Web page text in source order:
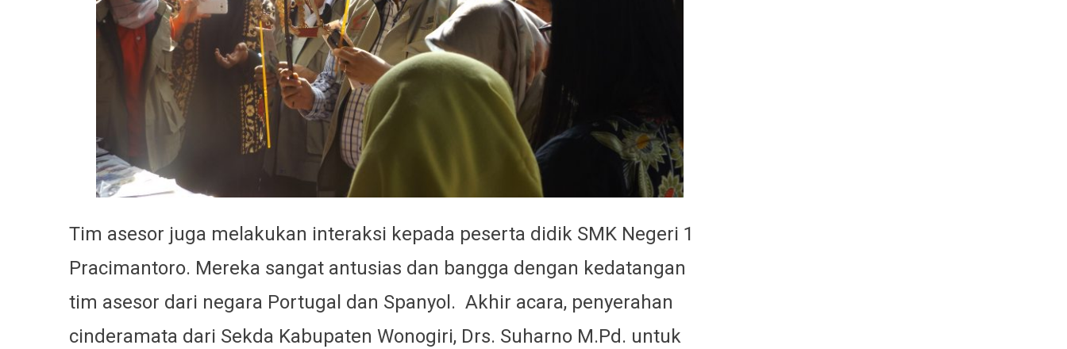
Tim asesor juga melakukan interaksi kepada peserta didik SMK Negeri 1
Pracimantoro. Mereka sangat antusias dan bangga dengan kedatangan
tim asesor dari negara Portugal dan Spanyol. Akhir acara, penyerahan
cinderamata dari Sekda Kabupaten Wonogiri, Drs. Suharno M.Pd. untuk